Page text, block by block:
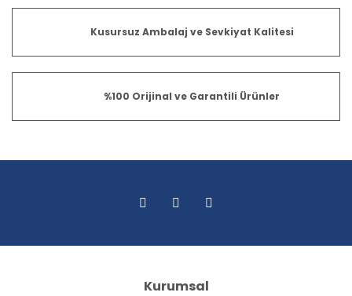
Kusursuz Ambalaj ve Sevkiyat Kalitesi
%100 Orijinal ve Garantili Ürünler
Kurumsal